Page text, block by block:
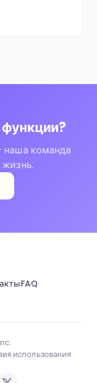
команда
FAQ
использования